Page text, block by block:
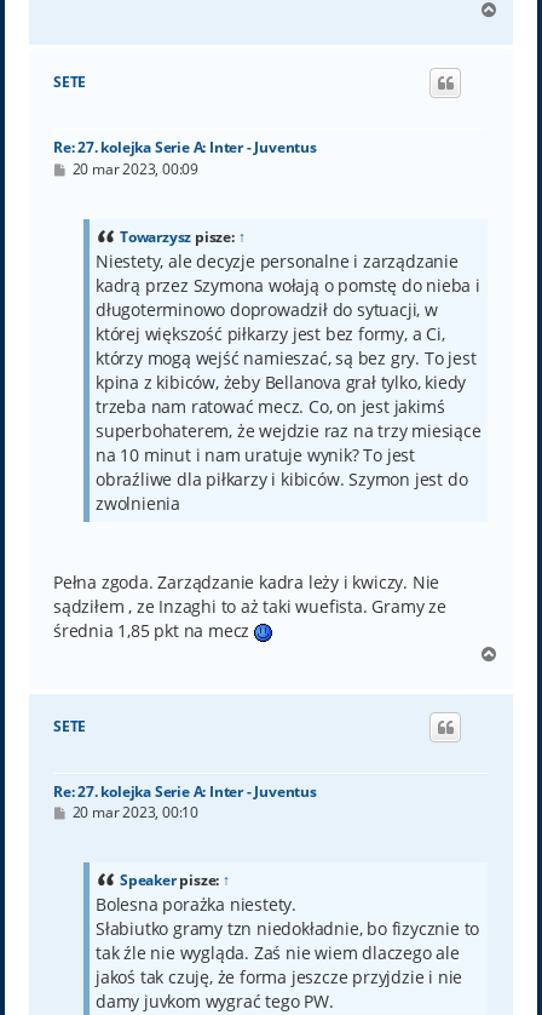
g
SETE
Re: 27. kolejka Serie A: Inter - Juventus
P20 mar 2023, 00:09
Towarzysz pisze: ↑
Niestety, ale decyzje personalne i zarządzanie
kadrą przez Szymona wołają o pomstę do nieba i
długoterminowo doprowadził do sytuacji, w
której większość piłkarzy jest bez formy, a Ci,
którzy mogą wejść namieszać, są bez gry. To jest
kpina z kibiców, żeby Bellanova grał tylko, kiedy
trzeba nam ratować mecz. Co, on jest jakimś
superbohaterem, że wejdzie raz na trzy miesiące
na 10 minut i nam uratuje wynik? To jest
obraźliwe dla piłkarzy i kibiców. Szymon jest do
zwolnienia
Pełna zgoda. Zarządzanie kadra leży i kwiczy. Nie
sądziłem , ze Inzaghi to aż taki wuefista. Gramy ze
średnia 1,85 pkt na mecz
g
SETE
Re: 27. kolejka Serie A: Inter - Juventus
P20 mar 2023, 00:10
Speakerpisze: ↑
Bolesna porażka niestety.
Słabiutko gramy tzn niedokładnie, bo fizycznie to
tak źle nie wygląda. Zaś nie wiem dlaczego ale
jakoś tak czuję, że forma jeszcze przyjdzie i nie
damy juvkom wygrać tego PW.